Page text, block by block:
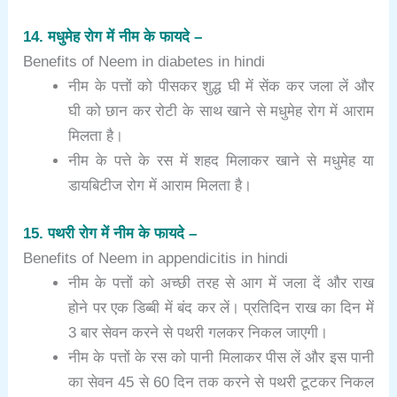
14. मधुमेह रोग में नीम के फायदे –
Benefits of Neem in diabetes in hindi
नीम के पत्तों को पीसकर शुद्ध घी में सेंक कर जला लें और
घी को छान कर रोटी के साथ खाने से मधुमेह रोग में आराम
मिलता है।
नीम के पत्ते के रस में शहद मिलाकर खाने से मधुमेह या
डायबिटीज रोग में आराम मिलता है।
15. पथरी रोग में नीम के फायदे –
Benefits of Neem in appendicitis in hindi
नीम के पत्तों को अच्छी तरह से आग में जला दें और राख
होने पर एक डिब्बी में बंद कर लें। प्रतिदिन राख का दिन में
3 बार सेवन करने से पथरी गलकर निकल जाएगी।
नीम के पत्तों के रस को पानी मिलाकर पीस लें और इस पानी
का सेवन 45 से 60 दिन तक करने से पथरी टूटकर निकल